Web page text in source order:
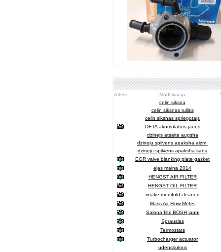
Attēls Modifikācija
celin siksna
celin siksnas rullitis
celin siksnas spriegotajs
DETA akumulators jauns
dzinejs atsaite augsha
dzineju spilvens apaksha aizm.
dzineju spilvens apaksha sana
EGR valve blanking plate gasket
eļas maiņa 2014
HENGST AIR FILTER
HENGST OIL FILTER
intake monifold cleaned
Mass Air Flow Meter
Salona filtri BOSH jauni
Sprauslas
Termostats
Turbocharger actuator
udenssuknis